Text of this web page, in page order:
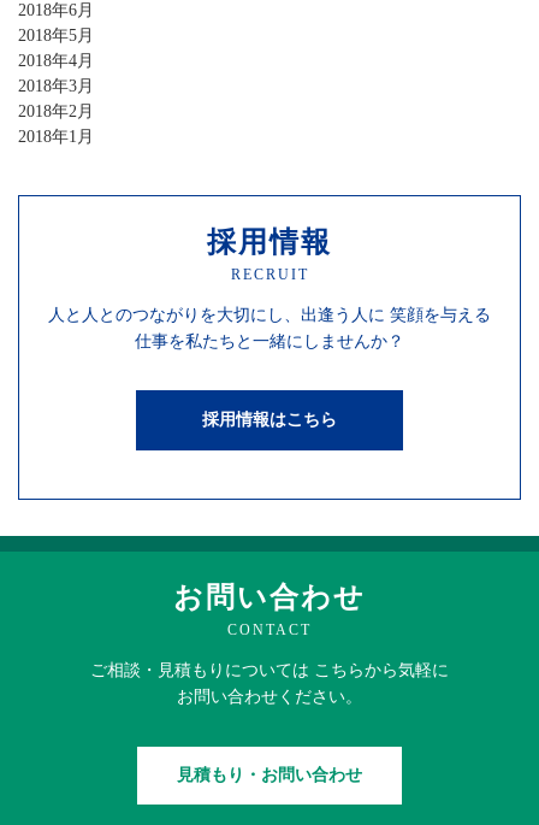
2018年6月
2018年5月
2018年4月
2018年3月
2018年2月
2018年1月
採用情報
RECRUIT
人と人とのつながりを大切にし、 出逢う人に 笑顔を与える
仕事を私たちと一緒にしませんか？
採用情報はこちら
お問い合わせ
CONTACT
ご相談・見積もりについては こちらから気軽に
お問い合わせください。
見積もり・お問い合わせ